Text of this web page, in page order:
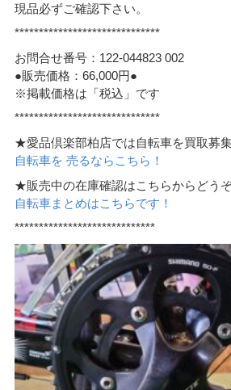
現品必ずご確認下さい。
******************************
お問合せ番号：122-044823 002
●販売価格：66,000円●
※掲載価格は「税込」です
******************************
★愛品倶楽部柏店では自転車を買取募
自転車を 売るならこちら！
★販売中の在庫確認はこちらからどう
自転車まとめはこちらです！
*****************************